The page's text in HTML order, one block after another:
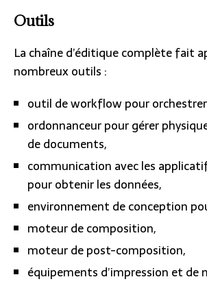
Outils
La chaîne d’éditique complète fait
nombreux outils :
outil de workflow pour
ordonnanceur pour gérer
de documents,
communication avec les
pour obtenir les données,
environnement de conception
moteur de composition,
moteur de post-composition,
équipements d’impression et de